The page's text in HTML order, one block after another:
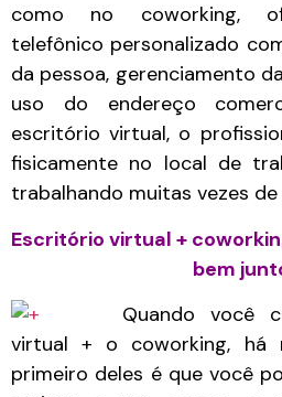
como no coworking,
telefônico personalizado
da pessoa, gerenciamento
uso do endereço
escritório virtual, o
fisicamente no local de
trabalhando muitas vezes
Escritório virtual +
bem
Quando você
virtual + o coworking, há
primeiro deles é que você